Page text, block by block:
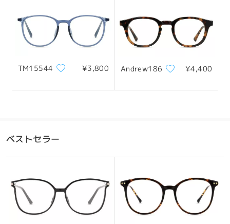
います。しかしながら、ノーズパッドの高さが合わ
ず、まつ毛がレンズに触れてしまい、快適に着用いた
だけなかったとのこと、大変申し訳ございませんでし
快適なかけ心地には適切なフィット感が非常に重要で
せんでした。
ただきます。メールが迷惑メールフォルダに振り分け
ください。
全てのレビューを読む
TM15544 ¥3,800 Andrew186 ¥4,400
ベストセラー